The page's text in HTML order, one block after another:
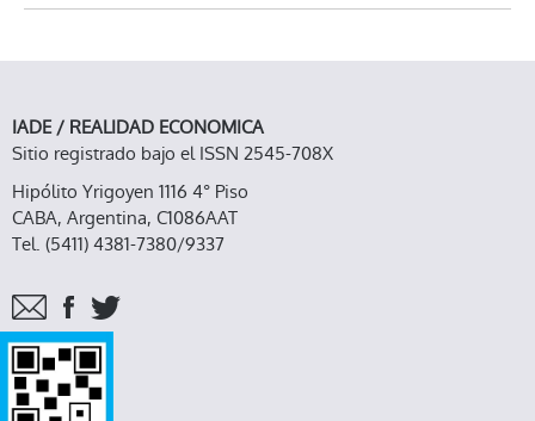
IADE / REALIDAD ECONOMICA
Sitio registrado bajo el ISSN 2545-708X
Hipólito Yrigoyen 1116 4° Piso
CABA, Argentina, C1086AAT
Tel. (5411) 4381-7380/9337